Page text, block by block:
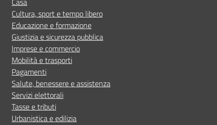
Cultura, sport e tempo libero
Educazione e formazione
Giustizia e sicurezza pubblica
Imprese e commercio
Mobilità e trasporti
Pagamenti
Salute, benessere e assistenza
Servizi elettorali
Tasse e tributi
Urbanistica e edilizia